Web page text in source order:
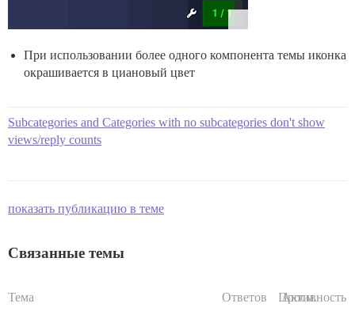
При использовании более одного компонента темы иконка
окрашивается в циановый цвет
Subcategories and Categories with no subcategories don't show
views/reply counts
показать публикацию в теме
Связанные темы
Тема Ответов Просм.
Активность